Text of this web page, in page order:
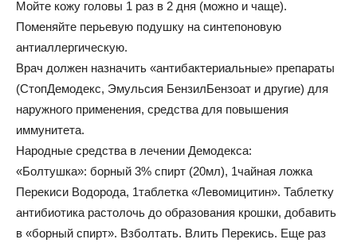
Мойте кожу головы 1 раз в 2 дня (можно и чаще).
Поменяйте перьевую подушку на синтепоновую
антиаллергическую.
Врач должен назначить «антибактериальные» препараты
(СтопДемодекс, Эмульсия БензилБензоат и другие) для
наружного применения, средства для повышения
иммунитета.
Народные средства в лечении Демодекса:
«Болтушка»: борный 3% спирт (20мл), 1чайная ложка
Перекиси Водорода, 1таблетка «Левомицитин». Таблетку
антибиотика растолочь до образования крошки, добавить
в «борный спирт». Взболтать. Влить Перекись. Еще раз